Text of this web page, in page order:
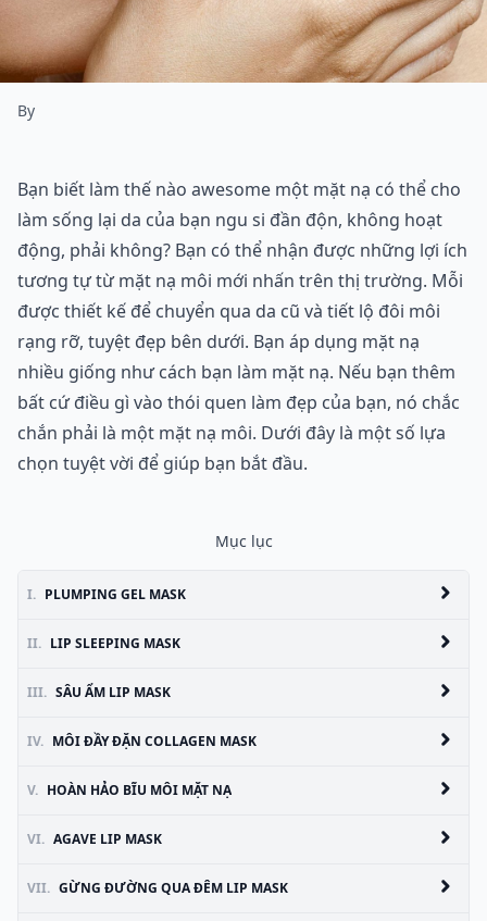
By
Bạn biết làm thế nào awesome một mặt nạ có thể cho
làm sống lại da của bạn ngu si đần độn, không hoạt
động, phải không? Bạn có thể nhận được những lợi ích
tương tự từ mặt nạ môi mới nhấn trên thị trường. Mỗi
được thiết kế để chuyển qua da cũ và tiết lộ đôi môi
rạng rỡ, tuyệt đẹp bên dưới. Bạn áp dụng mặt nạ
nhiều giống như cách bạn làm mặt nạ. Nếu bạn thêm
bất cứ điều gì vào thói quen làm đẹp của bạn, nó chắc
chắn phải là một mặt nạ môi. Dưới đây là một số lựa
chọn tuyệt vời để giúp bạn bắt đầu.
Mục lục
I. PLUMPING GEL MASK
II. LIP SLEEPING MASK
III. SÂU ẨM LIP MASK
IV. MÔI ĐẦY ĐẶN COLLAGEN MASK
V. HOÀN HẢO BĨU MÔI MẶT NẠ
VI. AGAVE LIP MASK
VII. GỪNG ĐƯỜNG QUA ĐÊM LIP MASK